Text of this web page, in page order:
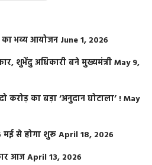
का भव्य आयोजन June 1, 2026
शुभेंदु अधिकारी बने मुख्यमंत्रीMay 9,
करोड़ का बड़ा ‘अनुदान घोटाला’ !May
मई से होगा शुरूApril 18, 2026
आजApril 13, 2026